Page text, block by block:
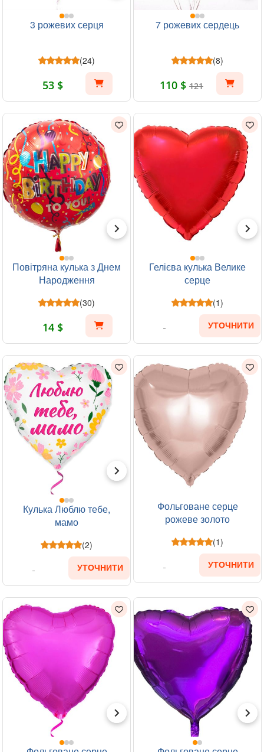
3 рожевих серця
(24)
53 $
7 рожевих сердець
(8)
110 $ 121
Повітряна кулька з Днем
Народження
(30)
14 $
Гелієва кулька Велике
серце
(1)
УТОЧНИТИ
Кулька Люблю тебе,
мамо
(2)
УТОЧНИТИ
Фольговане серце
рожеве золото
(1)
УТОЧНИТИ